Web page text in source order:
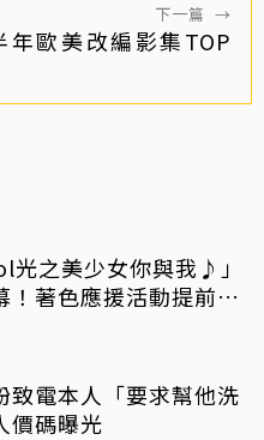
下一篇 →
歐美改編影集TOP
光之美少女你與我♪」
！著色應援活動提前開
致電本人「要求幫他洗
碼曝光